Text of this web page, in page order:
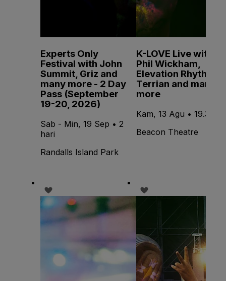
Experts Only
Festival with John
Summit, Griz and
many more - 2 Day
Pass (September
19-20, 2026)
Sab - Min, 19 Sep • 2
hari
Randalls Island Park
K-LOVE Live with
Phil Wickham,
Elevation Rhythm,
Terrian and many
more
Kam, 13 Agu • 19.30
Beacon Theatre